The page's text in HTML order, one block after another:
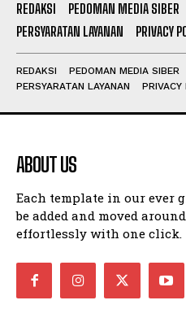
REDAKSI PEDOMAN MEDIA SIBER
PERSYARATAN LAYANAN
PRIVACY
REDAKSI PEDOMAN MEDIA SIBER
PERSYARATAN LAYANAN
PRIVACY
ABOUT US
Each template in our ever
be added and moved
effortlessly with one click.